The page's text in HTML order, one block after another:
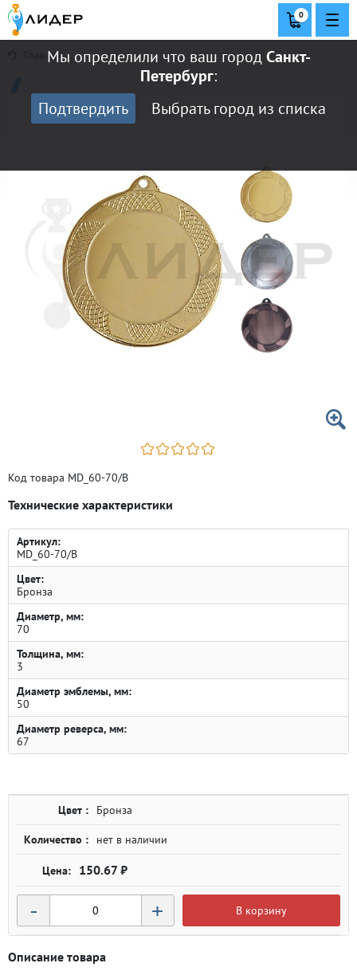
Мы определили что ваш городСанкт-
Петербург:
Подтвердить
Выбрать город из списка
0
Главная
Код товара MD_60-70/B
Технические характеристики
Артикул:
MD_60-70/B
Цвет:
Бронза
Диаметр, мм:
70
Толщина, мм:
3
Диаметр эмблемы, мм:
50
Диаметр реверса, мм:
67
Цвет : Бронза
Количество : нет в наличии
150.67 ₽
- + В корзину
Описание товара